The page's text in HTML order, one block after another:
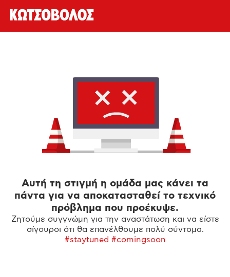
Αυτή τη στιγμή η ομάδα μας κάνει τα
πάντα για να αποκατασταθεί το τεχνικό
πρόβλημα που προέκυψε.
Ζητούμε συγγνώμη για την αναστάτωση και να είστε
σίγουροι ότι θα επανέλθουμε πολύ σύντομα.
#staytuned #comingsoon